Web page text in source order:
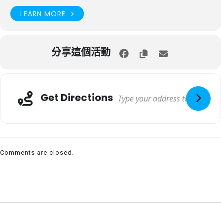
LEARN MORE
分享這個活動
Get Directions
Comments are closed.